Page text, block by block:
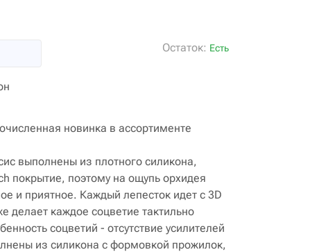
Остаток: Есть
новинка в ассортименте
выполнены из плотного силикона,
покрытие, поэтому на ощупь орхидея
и приятное. Каждый лепесток идет с 3D
делает каждое соцветие тактильно
соцветий - отсутствие усилителей
из силикона с формовкой прожилок,